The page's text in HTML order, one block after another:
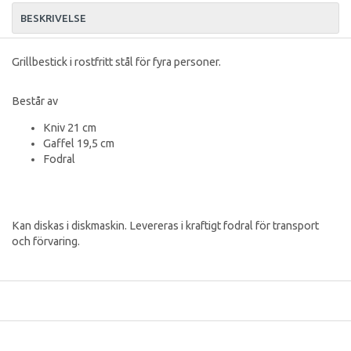
BESKRIVELSE
Grillbestick i rostfritt stål för fyra personer.
Består av
Kniv 21 cm
Gaffel 19,5 cm
Fodral
Kan diskas i diskmaskin. Levereras i kraftigt fodral för transport
och förvaring.